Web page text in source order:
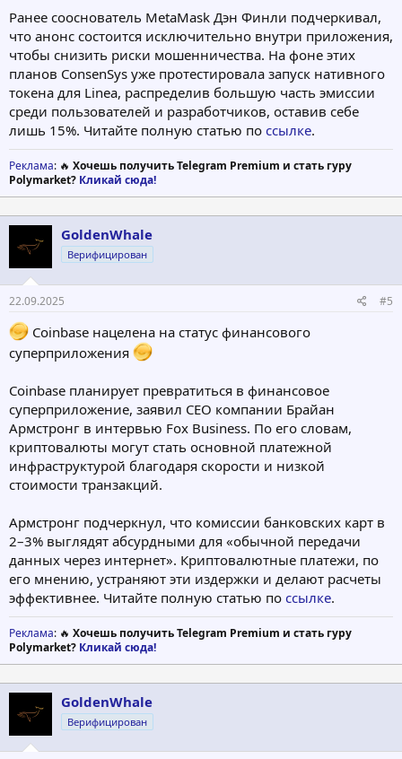
Ранее сооснователь MetaMask Дэн Финли подчеркивал,
что анонс состоится исключительно внутри приложения,
чтобы снизить риски мошенничества. На фоне этих
планов ConsenSys уже протестировала запуск нативного
токена для Linea, распределив большую часть эмиссии
среди пользователей и разработчиков, оставив себе
лишь 15%. Читайте полную статью по ссылке.
Реклама: 🔥 Хочешь получить Telegram Premium и стать гуру
Polymarket? Кликай сюда!
GoldenWhale
Верифицирован
22.09.2025 #5
Coinbase нацелена на статус финансового
суперприложения
Coinbase планирует превратиться в финансовое
суперприложение, заявил CEO компании Брайан
Армстронг в интервью Fox Business. По его словам,
криптовалюты могут стать основной платежной
инфраструктурой благодаря скорости и низкой
стоимости транзакций.
Армстронг подчеркнул, что комиссии банковских карт в
2–3% выглядят абсурдными для «обычной передачи
данных через интернет». Криптовалютные платежи, по
его мнению, устраняют эти издержки и делают расчеты
эффективнее. Читайте полную статью по ссылке.
Реклама: 🔥 Хочешь получить Telegram Premium и стать гуру
Polymarket? Кликай сюда!
GoldenWhale
Верифицирован